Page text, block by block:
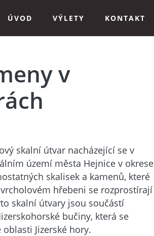
ÚVOD VÝLETY KONTAKT
v
skalní útvar nacházející se v
území města Hejnice v okrese
skalisek a kamenů, které
hřebeni se rozprostírají
skalní útvary jsou součástí
bučiny, která se
Jizerské hory.